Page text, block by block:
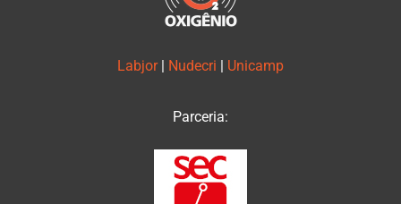
Labjor | Nudecri | Unicamp
Parceria: